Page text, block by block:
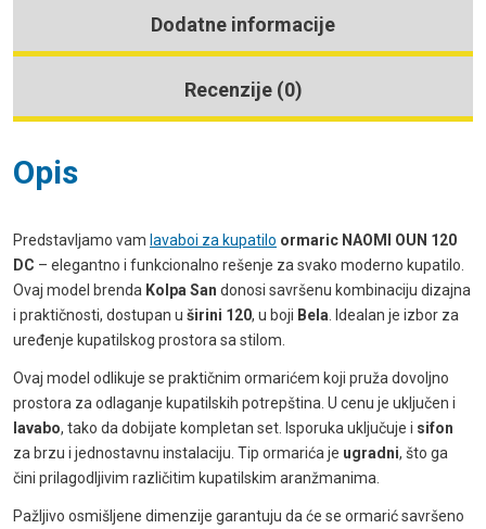
Dodatne informacije
Recenzije (0)
Opis
Predstavljamo vam lavaboi za kupatilo ormaric NAOMI OUN 120
DC – elegantno i funkcionalno rešenje za svako moderno kupatilo.
Ovaj model brenda Kolpa San donosi savršenu kombinaciju dizajna
i praktičnosti, dostupan u širini 120, u boji Bela. Idealan je izbor za
uređenje kupatilskog prostora sa stilom.
Ovaj model odlikuje se praktičnim ormarićem koji pruža dovoljno
prostora za odlaganje kupatilskih potrepština. U cenu je uključen i
lavabo, tako da dobijate kompletan set. Isporuka uključuje i sifon
za brzu i jednostavnu instalaciju. Tip ormarića je ugradni, što ga
čini prilagodljivim različitim kupatilskim aranžmanima.
Pažljivo osmišljene dimenzije garantuju da će se ormarić savršeno